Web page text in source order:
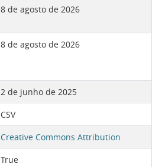
8 de agosto de 2026
8 de agosto de 2026
2 de junho de 2025
CSV
Creative Commons Attribution
True